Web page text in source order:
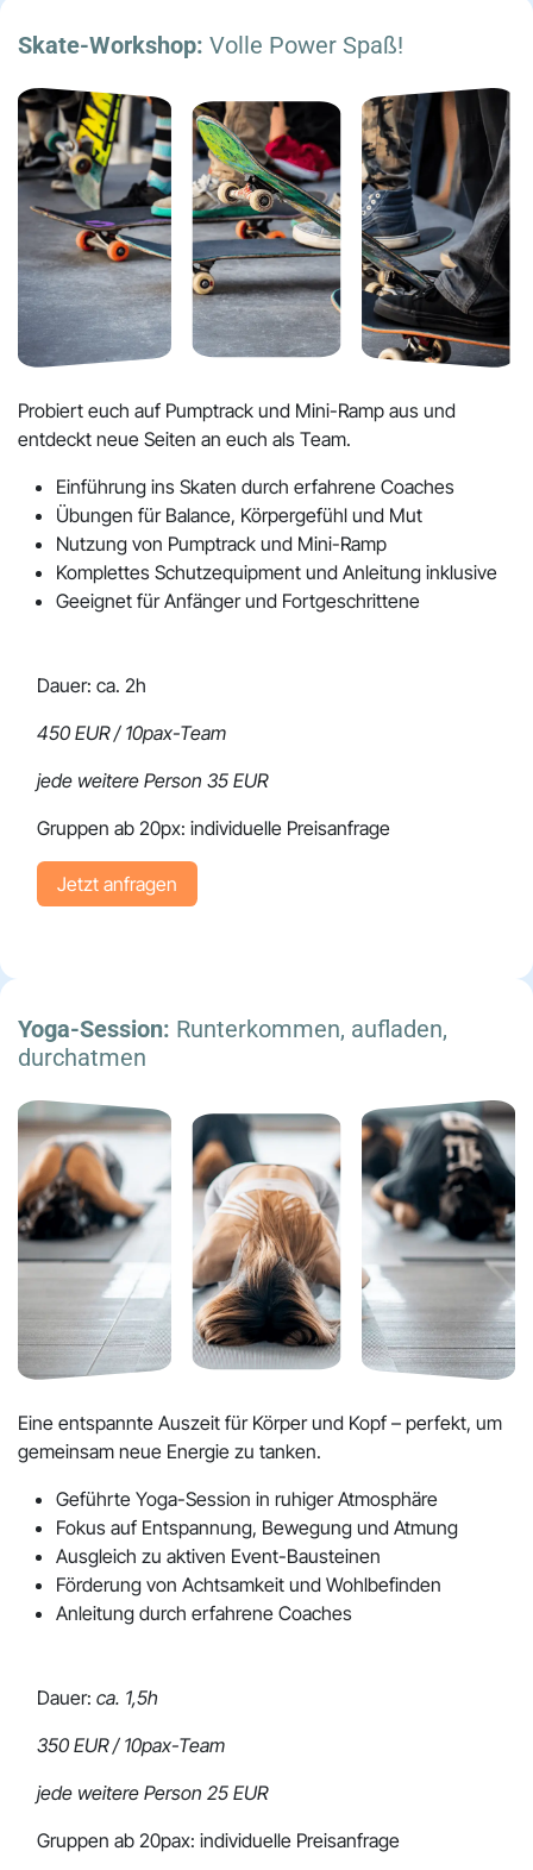
Skate-Workshop: Volle Power Spaß!
Probiert euch auf Pumptrack und Mini-Ramp aus und
entdeckt neue Seiten an euch als Team.
Einführung ins Skaten durch erfahrene Coaches
Übungen für Balance, Körpergefühl und Mut
Nutzung von Pumptrack und Mini-Ramp
Komplettes Schutzequipment und Anleitung inklusive
Geeignet für Anfänger und Fortgeschrittene
Dauer: ca. 2h
450 EUR / 10pax-Team
jede weitere Person 35 EUR
Gruppen ab 20px: individuelle Preisanfrage
Jetzt a​​​​nfragen
Yoga-Session: Runterkommen, aufladen,
durchatmen
Eine entspannte Auszeit für Körper und Kopf – perfekt, um
gemeinsam neue Energie zu tanken.
Geführte Yoga-Session in ruhiger Atmosphäre
Fokus auf Entspannung, Bewegung und Atmung
Ausgleich zu aktiven Event-Bausteinen
Förderung von Achtsamkeit und Wohlbefinden
Anleitung durch erfahrene Coaches
Dauer: ca. 1,5h
350 EUR / 10pax-Team
jede weitere Person 25 EUR
Gruppen ab 20pax: individuelle Preisanfrage